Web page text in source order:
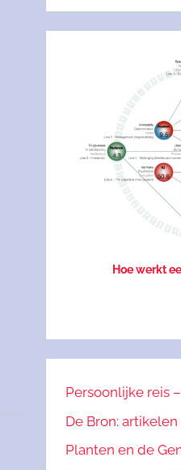
Hoe werkt
Persoonlijke reis
De Bron: artikelen
Planten en de